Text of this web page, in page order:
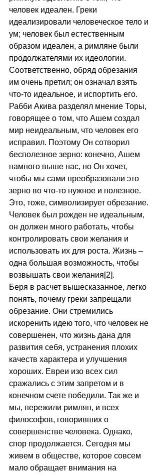
человек идеален. Греки
идеализировали человеческое тело и
ум; человек был естественным
образом идеален, а римляне были
продолжателями их идеологии.
Соответственно, обряд обрезания
им очень претил; он означал взять
что-то идеальное, и испортить его.
Рабби Акива разделял мнение Торы,
говорящее о том, что Ашем создал
мир неидеальным, что человек его
исправил. Поэтому Он сотворил
бесполезное зерно: конечно, Ашем
намного выше нас, но Он хочет,
чтобы мы сами преобразовали это
зерно во что-то нужное и полезное.
Это, тоже, символизирует обрезание.
Человек был рожден не идеальным,
он должен много работать, чтобы
контролировать свои желания и
использовать их для роста. Жизнь –
одна большая возможность, чтобы
возвышать свои желания[2].
Беря в расчет вышесказанное, легко
понять, почему греки запрещали
обрезание. Они стремились
искоренить идею того, что человек не
совершенен, что жизнь дана для
развития себя, устранения плохих
качеств характера и улучшения
хороших. Евреи изо всех сил
сражались с этим запретом и в
конечном счете победили. Так же и
мы, пережили римлян, и всех
философов, говоривших о
совершенстве человека. Однако,
спор продолжается. Сегодня мы
живем в обществе, которое совсем
мало обращает внимания на